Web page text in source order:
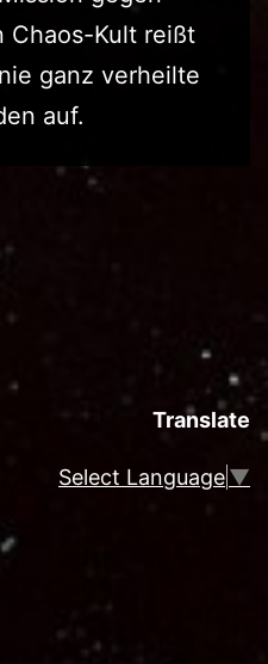
Chaos-Kult reißt
ganz verheilte
auf.
Translate
Select Language▼